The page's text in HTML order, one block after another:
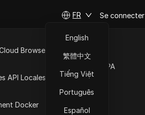
Marché de la RPA
Browser MCP
API Locales
Docker
FR
English
繁體中文
Tiếng Việt
Português
Español
Se connecter
des